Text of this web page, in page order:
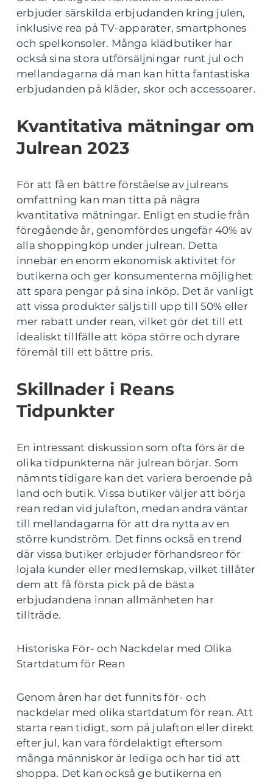
erbjuder särskilda erbjudanden kring julen,
inklusive rea på TV-apparater, smartphones
och spelkonsoler. Många klädbutiker har
också sina stora utförsäljningar runt jul och
mellandagarna då man kan hitta fantastiska
erbjudanden på kläder, skor och accessoarer.
Kvantitativa mätningar om
Julrean 2023
För att få en bättre förståelse av julreans
omfattning kan man titta på några
kvantitativa mätningar. Enligt en studie från
föregående år, genomfördes ungefär 40% av
alla shoppingköp under julrean. Detta
innebär en enorm ekonomisk aktivitet för
butikerna och ger konsumenterna möjlighet
att spara pengar på sina inköp. Det är vanligt
att vissa produkter säljs till upp till 50% eller
mer rabatt under rean, vilket gör det till ett
idealiskt tillfälle att köpa större och dyrare
föremål till ett bättre pris.
Skillnader i Reans
Tidpunkter
En intressant diskussion som ofta förs är de
olika tidpunkterna när julrean börjar. Som
nämnts tidigare kan det variera beroende på
land och butik. Vissa butiker väljer att börja
rean redan vid julafton, medan andra väntar
till mellandagarna för att dra nytta av en
större kundström. Det finns också en trend
där vissa butiker erbjuder förhandsreor för
lojala kunder eller medlemskap, vilket tillåter
dem att få första pick på de bästa
erbjudandena innan allmänheten har
tillträde.
Historiska För- och Nackdelar med Olika
Startdatum för Rean
Genom åren har det funnits för- och
nackdelar med olika startdatum för rean. Att
starta rean tidigt, som på julafton eller direkt
efter jul, kan vara fördelaktigt eftersom
många människor är lediga och har tid att
shoppa. Det kan också ge butikerna en